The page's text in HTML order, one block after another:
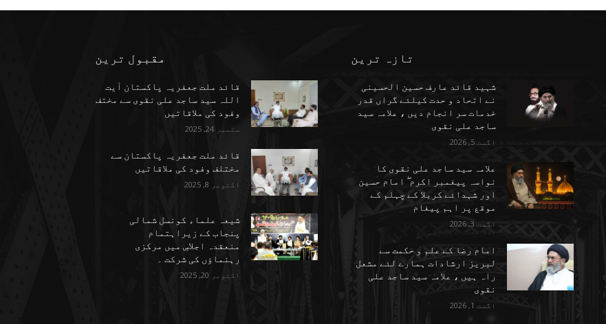
مقبول ترین
قائد ملت جعفریہ پاکستان آیت
اللہ سید ساجد علی نقوی سے مختف
وفود کی ملاقاتیں
ستمبر 24, 2025
قائد ملت جعفریہ پاکستان سے
مختلف وفود کی ملاقاتیں
اکتوبر 8, 2025
شیعہ علماء کونسل شمالی
پنجاب کے زیراہتمام
منعقدہ اجلاسِ میں مرکزی
رہنماؤں کی شرکت ۔
اکتوبر 20, 2025
تازہ ترین
شہید قائد عارف حسین الحسینی
نے اتحاد و حدت کیلئے گراں قدر
خدمات سر انجام دیں ، علامہ سید
ساجد علی نقوی
اگست 5, 2026
علامہ سید ساجد علی نقوی کا
نواسہ پیغمبر اکرم ۖ امام حسین
اور شہدائے کربلا کے چہلم کے
موقع پر اہم پیغام
اگست 3, 2026
امام رضا کے علم و حکمت سے
لبریز ارشادات ہمارے لئے مشعل
راہ ہیں ، علامہ سید ساجد علی
نقوی
اگست 1, 2026